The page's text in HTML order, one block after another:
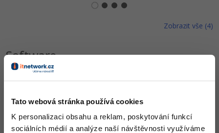
Tato webová stránka používá cookies
K personalizaci obsahu a reklam, poskytování funkcí
sociálních médií a analýze naší návštěvnosti využíváme
Zobrazit vše (4)
Software
Skrytí obrazu do obrazu
jiném mateřském obraze.
Program pro výběr skrytého
obrazu z mateřského
obrazu.